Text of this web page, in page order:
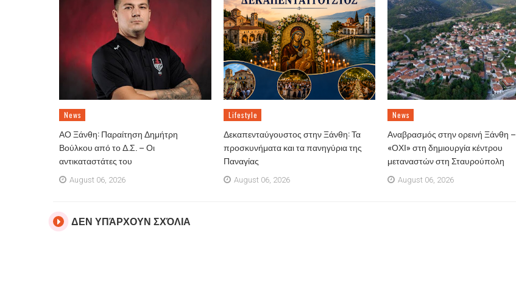
News
ΑΟ Ξάνθη: Παραίτηση Δημήτρη
Βούλκου από το Δ.Σ. – Οι
αντικαταστάτες του
August 06, 2026
Lifestyle
Δεκαπενταύγουστος στην Ξάνθη: Τα
προσκυνήματα και τα πανηγύρια της
Παναγίας
August 06, 2026
News
Αναβρασμός στην ορεινή Ξάνθη –
«ΟΧΙ» στη δημιουργία κέντρου
μεταναστών στη Σταυρούπολη
August 06, 2026
ΔΕΝ ΥΠΆΡΧΟΥΝ ΣΧΌΛΙΑ